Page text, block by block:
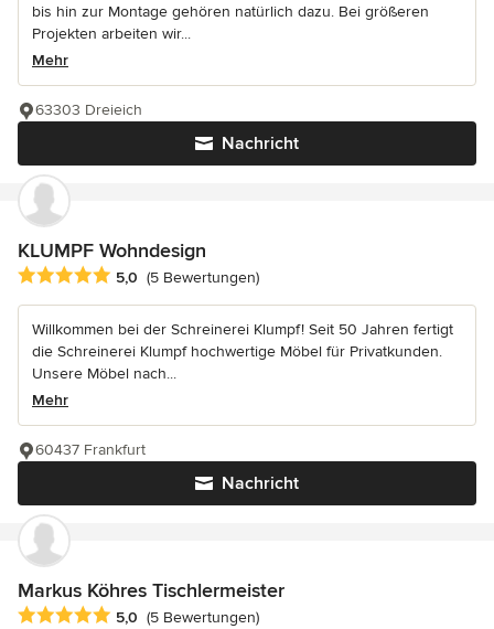
bis hin zur Montage gehören natürlich dazu. Bei größeren
Projekten arbeiten wir...
Mehr
Nachricht
63303 Dreieich
KLUMPF Wohndesign
Durchschnittliche Bewertung: 5 von 5 Sternen
5,0 (5 Bewertungen)
Willkommen bei der Schreinerei Klumpf! Seit 50 Jahren fertigt
die Schreinerei Klumpf hochwertige Möbel für Privatkunden.
Unsere Möbel nach...
Mehr
Nachricht
60437 Frankfurt
Markus Köhres Tischlermeister
Durchschnittliche Bewertung: 5 von 5 Sternen
5,0 (5 Bewertungen)